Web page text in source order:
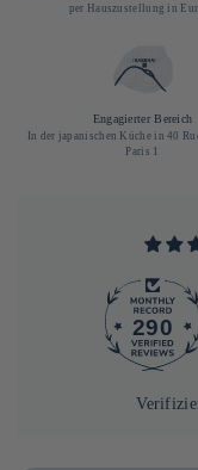
per Hauszustellung in
Engagierter Bereich
In der japanischen Küche in 40
Paris 1
290